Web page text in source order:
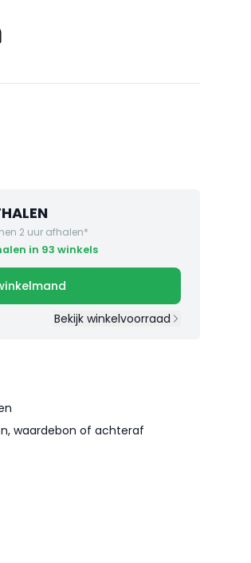
2 uur afhalen*
in 93 winkels
Bekijk winkelvoorraad
waardebon of achteraf